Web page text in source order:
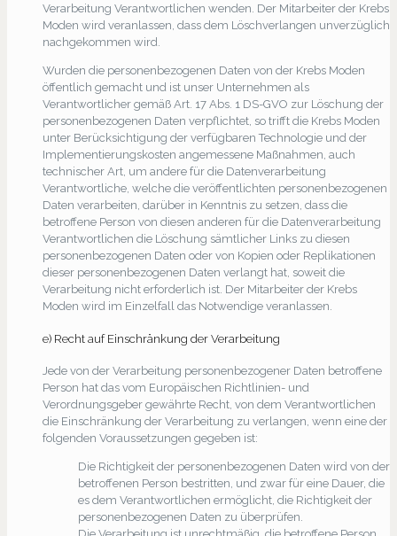
Verarbeitung Verantwortlichen wenden. Der Mitarbeiter der Krebs
Moden wird veranlassen, dass dem Löschverlangen unverzüglich
nachgekommen wird.
Wurden die personenbezogenen Daten von der Krebs Moden
öffentlich gemacht und ist unser Unternehmen als
Verantwortlicher gemäß Art. 17 Abs. 1 DS-GVO zur Löschung der
personenbezogenen Daten verpflichtet, so trifft die Krebs Moden
unter Berücksichtigung der verfügbaren Technologie und der
Implementierungskosten angemessene Maßnahmen, auch
technischer Art, um andere für die Datenverarbeitung
Verantwortliche, welche die veröffentlichten personenbezogenen
Daten verarbeiten, darüber in Kenntnis zu setzen, dass die
betroffene Person von diesen anderen für die Datenverarbeitung
Verantwortlichen die Löschung sämtlicher Links zu diesen
personenbezogenen Daten oder von Kopien oder Replikationen
dieser personenbezogenen Daten verlangt hat, soweit die
Verarbeitung nicht erforderlich ist. Der Mitarbeiter der Krebs
Moden wird im Einzelfall das Notwendige veranlassen.
e) Recht auf Einschränkung der Verarbeitung
Jede von der Verarbeitung personenbezogener Daten betroffene
Person hat das vom Europäischen Richtlinien- und
Verordnungsgeber gewährte Recht, von dem Verantwortlichen
die Einschränkung der Verarbeitung zu verlangen, wenn eine der
folgenden Voraussetzungen gegeben ist:
Die Richtigkeit der personenbezogenen Daten wird von der
betroffenen Person bestritten, und zwar für eine Dauer, die
es dem Verantwortlichen ermöglicht, die Richtigkeit der
personenbezogenen Daten zu überprüfen.